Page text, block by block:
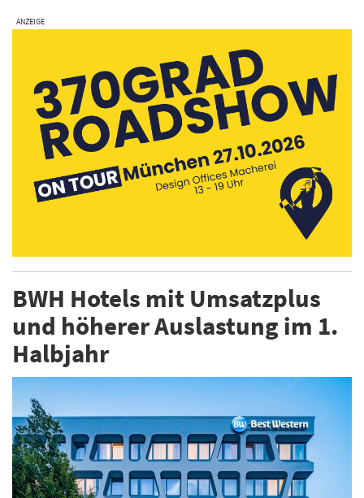
ANZEIGE
BWH Hotels mit Umsatzplus
und höherer Auslastung im 1.
Halbjahr